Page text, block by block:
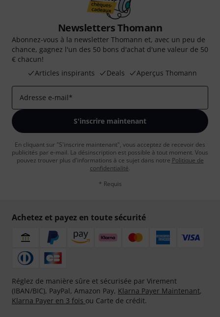
Newsletters Thomann
Abonnez-vous à la newsletter Thomann et, avec un peu de
chance, gagnez l'un des 50 bons d'achat d'une valeur de 50
€ chacun!
Articles inspirants
Deals Aperçus Thomann
Adresse e-mail*
S'inscrire maintenant
En cliquant sur "S'inscrire maintenant", vous acceptez de recevoir des
publicités par e-mail. La désinscription est possible à tout moment. Vous
pouvez trouver plus d'informations à ce sujet dans notre Politique de
confidentialité.
* Requis
Achetez et payez en toute sécurité
Réglez de manière sûre et sécurisée par Virement
(IBAN/BIC), PayPal, Amazon Pay, Klarna Payer Maintenant,
Klarna Payer en 3 fois ou Carte de crédit.